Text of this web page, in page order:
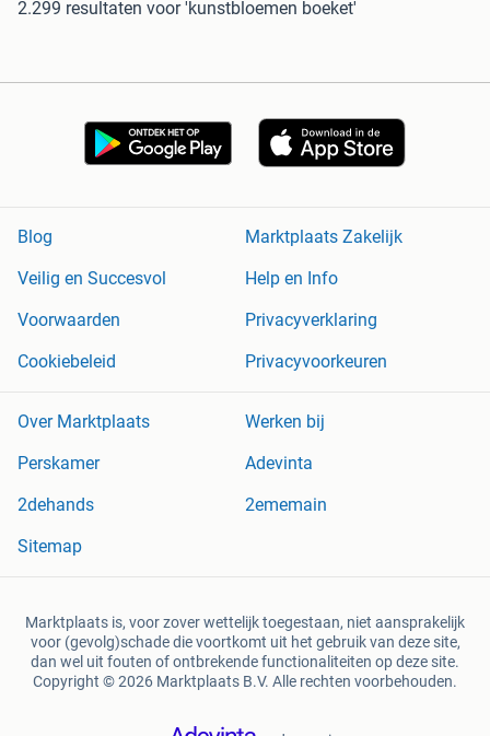
2.299 resultaten voor 'kunstbloemen boeket'
Blog
Marktplaats Zakelijk
Veilig en Succesvol
Help en Info
Voorwaarden
Privacyverklaring
Cookiebeleid
Privacyvoorkeuren
Over Marktplaats
Werken bij
Perskamer
Adevinta
2dehands
2ememain
Sitemap
Marktplaats is, voor zover wettelijk toegestaan, niet aansprakelijk
voor (gevolg)schade die voortkomt uit het gebruik van deze site,
dan wel uit fouten of ontbrekende functionaliteiten op deze site.
Copyright © 2026 Marktplaats B.V. Alle rechten voorbehouden.